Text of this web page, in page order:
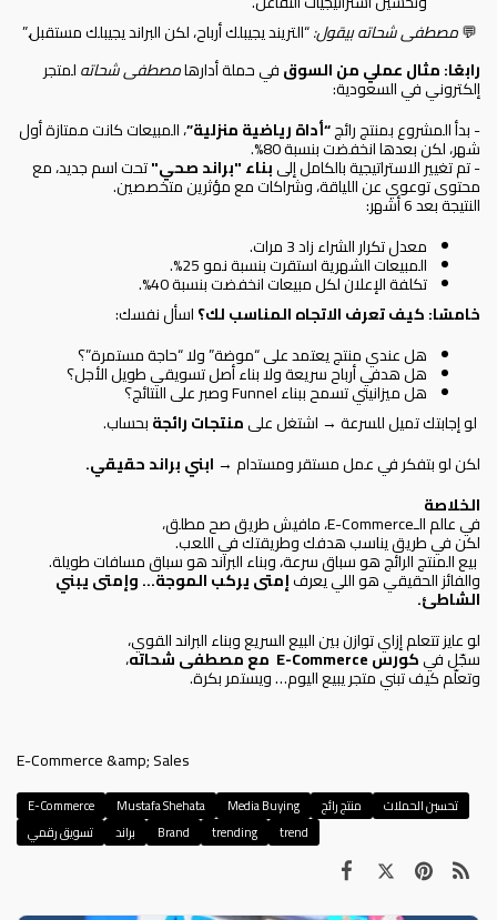
💬مصطفى شحاته بيقول:“التريند يجيبلك أرباح، لكن البراند يجيبلك مستقبل.”
رابعًا: مثال عملي من السوقفي حملة أدارهامصطفى شحاتهلمتجر
إلكتروني في السعودية:
- بدأ المشروع بمنتج رائج“أداة رياضية منزلية”، المبيعات كانت ممتازة أول
شهر، لكن بعدها انخفضت بنسبة 80%.
- تم تغيير الاستراتيجية بالكامل إلىبناء "براند صحي"تحت اسم جديد، مع
محتوى توعوي عن اللياقة، وشراكات مع مؤثرين متخصصين.
النتيجة بعد 6 أشهر:
معدل تكرار الشراء زاد 3 مرات.
المبيعات الشهرية استقرت بنسبة نمو 25%.
تكلفة الإعلان لكل مبيعات انخفضت بنسبة 40%.
خامسًا: كيف تعرف الاتجاه المناسب لك؟اسأل نفسك:
هل عندي منتج يعتمد على “موضة” ولا “حاجة مستمرة”؟
هل هدفي أرباح سريعة ولا بناء أصل تسويقي طويل الأجل؟
هل ميزانيتي تسمح ببناء Funnel وصبر على النتائج؟
لو إجابتك تميل للسرعة → اشتغل علىمنتجات رائجةبحساب.
لكن لو بتفكر في عمل مستقر ومستدام → ابني براند حقيقي.
الخلاصة
في عالم الـE-Commerce، مافيش طريق صح مطلق،
لكن في طريق يناسب هدفك وطريقتك في اللعب.
بيع المنتج الرائج هو سباق سرعة، وبناء البراند هو سباق مسافات طويلة.
والفائز الحقيقي هو اللي يعرفإمتى يركب الموجة… وإمتى يبني
الشاطئ.
لو عايز تتعلم إزاي توازن بين البيع السريع وبناء البراند القوي،
سجّل فيكورس مع مصطفى شحاته،
وتعلّم كيف تبني متجر يبيع اليوم… ويستمر بكرة.
E-Commerce &amp; Sales
E-Commerce Mustafa Shehata Media Buying منتج رائج
تحسين الحملات
تسويق رقمي
براند Brand trending trend